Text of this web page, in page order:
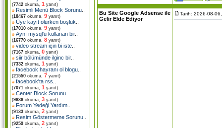
(7742 okuma, 1 yanıt)
Resimli Menü Block Sorunu
(18467 okuma, 9 yanıt)
Üye kayıt olurken boşluk
(17010 okuma, 9 yanıt)
Aynı mysql'u kullanan bir..
(16770 okuma, 8 yanıt)
video stream için bi iste
(7167 okuma, 0 yanıt)
siir bölümünde ilginc bir..
(7332 okuma, 1 yanıt)
facebook hayranı ol blogu
(21550 okuma, 7 yanıt)
facebook'ta rss
(7071 okuma, 1 yanıt)
Center Block Sorunu
(9636 okuma, 3 yanıt)
Forum Yedeği Yardım
(9133 okuma, 2 yanıt)
Resim Göstermeme Sorunu
(9259 okuma, 2 yanıt)
Bu Site Google Adsense ile
Gelir Elde Ediyor
Tarih: 2026-08-